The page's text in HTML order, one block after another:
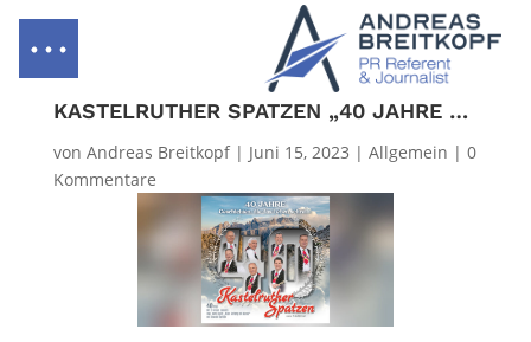
KASTELRUTHER SPATZEN „40 JAHRE – GESCHICHTEN, DIE DAS LEBEN SCHREIBT“
von Andreas Breitkopf| Juni 15, 2023 | Allgemein | 0
Kommentare